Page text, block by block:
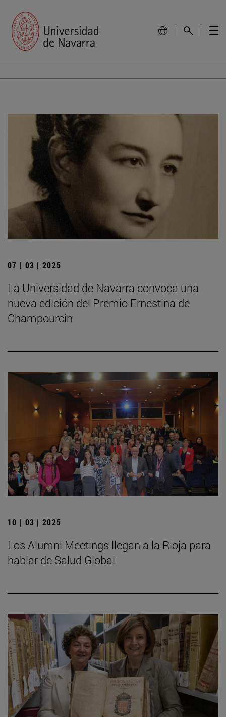
07 | 03 | 2025
La Universidad de Navarra convoca una
nueva edición del Premio Ernestina de
Champourcin
10 | 03 | 2025
Los Alumni Meetings llegan a la Rioja para
hablar de Salud Global